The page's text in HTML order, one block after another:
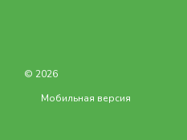
© 2026
Мобильная версия